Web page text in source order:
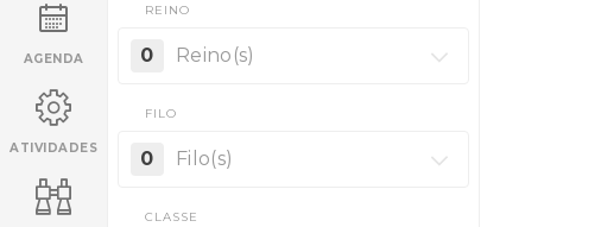
AGENDA
ATIVIDADES
REINO
0 Reino(s)
FILO
0 Filo(s)
CLASSE